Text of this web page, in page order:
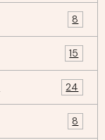
8
15
24
8